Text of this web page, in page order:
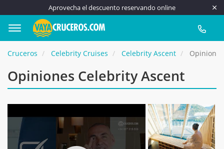
Aprovecha el descuento reservando online
917
Cruceros Celebrity Cruises Celebrity Ascent
Opiniones Celebrity Ascent